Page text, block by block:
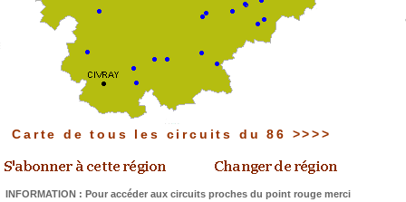
Carte de tous les circuits du 86 >>>>
INFORMATION : Pour accéder aux circuits proches du point rouge merci